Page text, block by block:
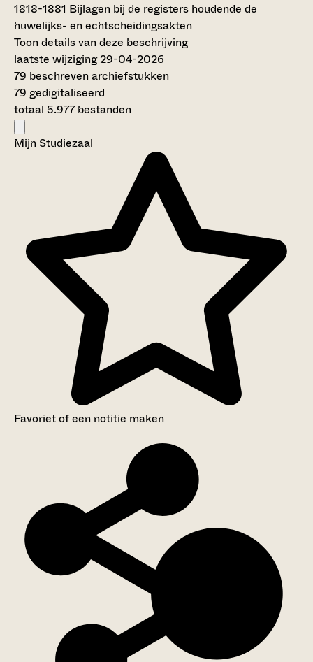
1818-1881 Bijlagen bij de registers houdende de
huwelijks- en echtscheidingsakten
Toon details van deze beschrijving
laatste wijziging 29-04-2026
79 beschreven archiefstukken
79 gedigitaliseerd
totaal 5.977 bestanden
Mijn Studiezaal
Favoriet of een notitie maken